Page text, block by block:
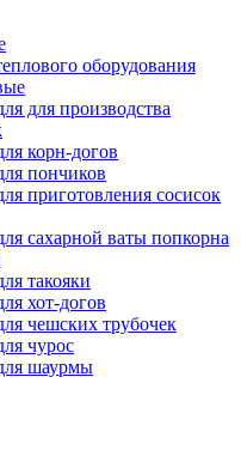
оборудования
для производства
корн-догов
пончиков
приготовления сосисок
сахарной ваты попкорна
такояки
хот-догов
чешских трубочек
чурос
шаурмы